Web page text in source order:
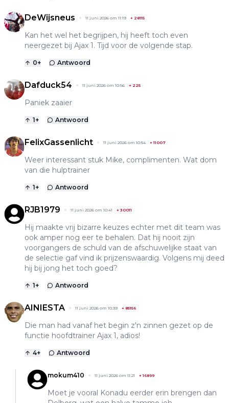
DeWijsneus 11 juni 2026 om 11:19 + 28115
Kan het wel het begrijpen, hij heeft toch even
neergezet bij Ajax 1. Tijd voor de volgende stap.
0+ Antwoord
Dafduck54 11 juni 2026 om 10:56 + 225
Paniek zaaier
1+ Antwoord
FelixGassenlicht 11 juni 2026 om 10:54 +11007
Weer interessant stuk Mike, complimenten. Wat dom
van die hulptrainer
1+ Antwoord
RJB1979 11 juni 2026 om 10:41 + 30011
Hij maakte vrij bizarre keuzes echter met dit team was
ook amper nog eer te behalen. Dat hij nooit zijn
voorgangers de schuld van de afschuwelijke staat van
de selectie gaf vind ik prijzenswaardig. Volgens mij deed
hij bij jong het toch goed?
1+ Antwoord
AINIESTA 11 juni 2026 om 10:39 + 85156
Die man had vanaf het begin z'n zinnen gezet op de
functie hoofdtrainer Ajax 1, adios!
4+ Antwoord
mokum410 11 juni 2026 om 11:21 +16899
Moet je vooral Konadu eerder erin brengen dan